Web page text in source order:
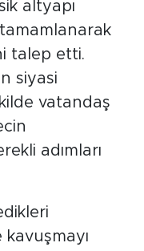
altyapı
tamamlanarak
talep etti.
siyasi
vatandaş
adımları
kavuşmayı